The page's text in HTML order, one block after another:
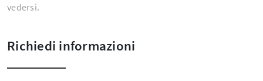
vedersi.
Richiedi informazioni